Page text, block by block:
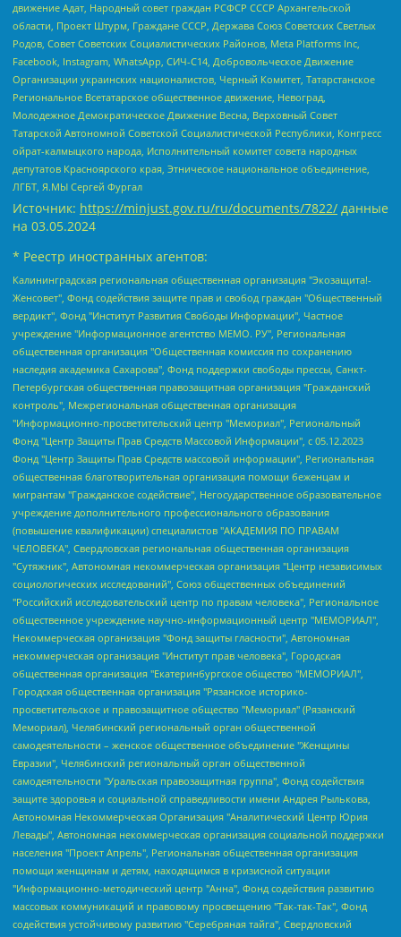
движение Адат, Народный совет граждан РСФСР СССР Архангельской
области, Проект Штурм, Граждане СССР, Держава Союз Советских Светлых
Родов, Совет Советских Социалистических Районов, Meta Platforms Inc,
Facebook, Instagram, WhatsApp, СИЧ-С14, Добровольческое Движение
Организации украинских националистов, Черный Комитет, Татарстанское
Региональное Всетатарское общественное движение, Невоград,
Молодежное Демократическое Движение Весна, Верховный Совет
Татарской Автономной Советской Социалистической Республики, Конгресс
ойрат-калмыцкого народа, Исполнительный комитет совета народных
депутатов Красноярского края, Этническое национальное объединение,
ЛГБТ, Я.МЫ Сергей Фургал
Источник: https://minjust.gov.ru/ru/documents/7822/ данные
на 03.05.2024
* Реестр иностранных агентов:
Калининградская региональная общественная организация "Экозащита!-Женсовет", Фонд содействия защите прав и свобод граждан "Общественный вердикт", Фонд "Институт Развития Свободы Информации", Частное учреждение "Информационное агентство МЕМО. РУ", Региональная общественная организация "Общественная комиссия по сохранению наследия академика Сахарова", Фонд поддержки свободы прессы, Санкт-Петербургская общественная правозащитная организация "Гражданский контроль", Межрегиональная общественная организация "Информационно-просветительский центр "Мемориал", Региональный Фонд "Центр Защиты Прав Средств Массовой Информации", с 05.12.2023 Фонд "Центр Защиты Прав Средств массовой информации", Региональная общественная благотворительная организация помощи беженцам и мигрантам "Гражданское содействие", Негосударственное образовательное учреждение дополнительного профессионального образования (повышение квалификации) специалистов "АКАДЕМИЯ ПО ПРАВАМ ЧЕЛОВЕКА", Свердловская региональная общественная организация "Сутяжник", Автономная некоммерческая организация "Центр независимых социологических исследований", Союз общественных объединений "Российский исследовательский центр по правам человека", Региональное общественное учреждение научно-информационный центр "МЕМОРИАЛ", Некоммерческая организация "Фонд защиты гласности", Автономная некоммерческая организация "Институт прав человека", Городская общественная организация "Екатеринбургское общество "МЕМОРИАЛ", Городская общественная организация "Рязанское историко-просветительское и правозащитное общество "Мемориал" (Рязанский Мемориал), Челябинский региональный орган общественной самодеятельности – женское общественное объединение "Женщины Евразии", Челябинский региональный орган общественной самодеятельности "Уральская правозащитная группа", Фонд содействия защите здоровья и социальной справедливости имени Андрея Рылькова, Автономная Некоммерческая Организация "Аналитический Центр Юрия Левады", Автономная некоммерческая организация социальной поддержки населения "Проект Апрель", Региональная общественная организация помощи женщинам и детям, находящимся в кризисной ситуации "Информационно-методический центр "Анна", Фонд содействия развитию массовых коммуникаций и правовому просвещению "Так-так-Так", Фонд содействия устойчивому развитию "Серебряная тайга", Свердловский региональный общественный фонд социальных проектов "Новое время", "Idel.Реалии", Кавказ.Реалии, Крым.Реалии, Телеканал Настоящее Время, Татаро-башкирская служба Радио Свобода (Azatliq Radiosi), Радио Свободная Европа/Радио Свобода (PCE/PC), "Сибирь.Реалии", "Фактограф", Благотворительный фонд помощи осужденным и их семьям, Автономная некоммерческая организация "Институт глобализации и социальных движений", Фонд "В защиту прав заключенных", Частное учреждение "Центр поддержки и содействия развитию средств массовой информации", Пензенский региональный общественный благотворительный фонд "Гражданский союз", "Север.Реалии", Некоммерческая организация Фонд "Правовая инициатива", Общество с ограниченной ответственностью "Радио Свободная Европа/Радио Свобода", Чешское информационное агентство "MEDIUM-ORIENT", Красноярская региональная общественная организация "Мы против СПИДа", Камалягин Денис Николаевич, Маркелов Сергей Евгеньевич, Пономарев Лев Александрович, Савицкая Людмила Алексеевна, Автономная некоммерческая организация "Центр по работе с проблемой насилия "НАСИЛИЮ.НЕТ", Межрегиональный профессиональный союз работников здравоохранения "Альянс врачей", Юридическое лицо, зарегистрированное в Латвийской Республике, SIA "Medusa Project" (регистрационный номер 40103797863, дата регистрации 10.06.2014), Некоммерческая организация "Фонд по борьбе с коррупцией", Автономная некоммерческая организация "Институт права и публичной политики", Баданин Роман Сергеевич, Гликин Максим Александрович, Железнова Мария Михайловна, Лукьянова Юлия Сергеевна, Маетная Елизавета Витальевна, Маняхин Петр Борисович, Чуракова Ольга Владимировна, Ярош Юлия Петровна, Юридическое лицо "The Insider SIA", зарегистрированное в Риге, Латвийская Республика (дата регистрации 26.06.2015), являющееся администратором доменного имени интернет-издания "The Insider SIA", https://theins.ru, Постернак Алексей Евгеньевич, Рубин Михаил Аркадьевич, Анин Роман Александрович, Юридическое лицо Istories fonds, зарегистрированное в Латвийской Республике (регистрационный номер 50008295751, дата регистрации 24.02.2020), Великовский Дмитрий Александрович, Долинина Ирина Николаевна, Мароховская Алеся Алексеевна, Шлейнов Роман Юрьевич, Шмагун Олеся Валентиновна, Общество с ограниченной ответственностью "Альтаир 2021", Общество с ограниченной ответственностью "Вега 2021", Общество с ограниченной ответственностью "Главный редактор 2021", Общество с ограниченной ответственностью "Ромашки монолит", Важенков Артем Валерьевич, Ивановская областная общественная организация "Центр гендерных исследований", Гурман Юрий Альбертович, Медиапроект "ОВД-Инфо", Егоров Владимир Владимирович, Жилинский Владимир Александрович, Общество с ограниченной ответственностью "ЗП", Иванова София Юрьевна, Карезина Инна Павловна, Кильтау Екатерина Викторовна, Петров Алексей Викторович, Пискунов Сергей Евгеньевич, Смирнов Сергей Сергеевич, Тихонов Михаил Сергеевич, Общество с ограниченной ответственностью "ЖУРНАЛИСТ-ИНОСТРАННЫЙ АГЕНТ", Арапова Галина Юрьевна, Вольтская Татьяна Анатольевна, Американская компания "Mason G.E.S. Anonymous Foundation" (США), являющаяся владельцем интернет-издания https://mnews.world/, Компания "Stichting Bellingcat", зарегистрированная в Нидерландах (дата регистрации 11.07.2018), Захаров Андрей Вячеславович, Клепиковская Екатерина Дмитриевна, Общество с ограниченной ответственностью "МЕМО", Перл Роман Александрович, Симонов Евгений Алексеевич, Соловьева Елена Анатольевна, Сотников Даниил Владимирович, Сурначева Елизавета Дмитриевна, Автономная некоммерческая организация по защите прав человека и информированию населения "Якутия – Наше Мнение", Общество с ограниченной ответственностью "Москоу диджитал медиа", с 26.01.2023 Общество с ограниченной ответственностью "Чайка Белые сады", Ветошкина Валерия Валерьевна, Заговора Максим Александрович, Межрегиональное общественное движение "Российская ЛГБТ - сеть", Оленичев Максим Владимирович, Павлов Иван Юрьевич, Скворцова Елена Сергеевна, Общество с ограниченной ответственностью "Как бы инагент", Кочетков Игорь Викторович, Общество с ограниченной ответственностью "Честные выборы", Еланчик Олег Александрович, Общество с ограниченной ответственностью "Нобелевский призыв", Гималова Регина Эмилевна, Григорьев Андрей Валерьевич, Григорьева Алина Александровна, Ассоциация по содействию защите прав призывников, альтернативнослужащих и военнослужащих "Правозащитная группа "Гражданин.Армия.Право", Хисамова Регина Фаритовна, Автономная некоммерческая организация по реализации социально-правовых программ "Лилит", Дальневосточное общественное движение "Маяк", Санкт-Петербургская ЛГБТ-инициативная группа "Выход", Инициативная группа ЛГБТ+ "Реверс", Алексеев Андрей Викторович, Бекбулатова Таисия Львовна, Беляев Иван Михайлович, Владыкина Елена Сергеевна, Гельман Марат Александрович, Никульшина Вероника Юрьевна, Толоконникова Надежда Андреевна, Шендерович Виктор Анатольевич, Общество с ограниченной ответственностью "Данное сообщение", Общество с ограниченной ответственностью Издательский дом "Новая глава", Айнбиндер Александра Александровна, Московский комьюнити-центр для ЛГБТ+инициатив, Благотворительный фонд развития филантропии, Deutsche Welle (Германия, Kurt-Schumacher-Strasse 3, 53113 Bonn), Борзунова Мария Михайловна, Воробьев Виктор Викторович, Голубева Анна Львовна, Константинова Алла Михайловна, Малкова Ирина Владимировна, Мурадов Мурад Абдулгалимович, Осетинская Елизавета Николаевна, Понасенков Евгений Николаевич, Ганапольский Матвей Юрьевич, Киселев Евгений Алексеевич, Борухович Ирина Григорьевна, Дремин Иван Тимофеевич, Дубровский Дмитрий Викторович, Красноярская региональная общественная организация поддержки и развития альтернативных образовательных технологий и межкультурных коммуникаций "ИНТЕРРА", Маяковская Екатерина Алексеевна, Фейгин Марк Захарович, Филимонов Андрей Викторович, Дзугкоева Регина Николаевна, Доброхотов Роман Александрович, Дудь Юрий Александрович, Елкин Сергей Владимирович, Кругликов Кирилл Игоревич, Сабунаева Мария Леонидовна, Семенов Алексей Владимирович, Шаинян Карен Багратович, Шульман Екатерина Михайловна, Асафьев Артур Валерьевич, Вахштайн Виктор Семенович, Венедиктов Алексей Алексеевич, Лушникова Екатерина Евгеньевна, Волков Леонид Михайлович, Невзоров Александр Глебович, Пархоменко Сергей Борисович, Сироткин Ярослав Николаевич, Кара-Мурза Владимир Владимирович, Баранова Наталья Владимировна, Гозман Леонид Яковлевич, Кагарлицкий Борис Юльевич, Климарев Михаил Валерьевич, Милов Владимир Станиславович, Автономная некоммерческая организация Краснодарский центр современного искусства "Типография", Моргенштерн Алишер Тагирович, Соболь Любовь Эдуардовна, Общество с ограниченной ответственностью "ЛИЗА НОРМ", Каспаров Гарри Кимович, Ходорковский Михаил Борисович, Общество с ограниченной ответственностью "Апрельские тезисы", Данилович Ирина Брониславовна, Кашин Олег Владимирович, Петров Николай Владимирович, Пивоваров Алексей Владимирович, Соколов Михаил Владимирович, Цветкова Юлия Владимировна, Чичваркин Евгений Александрович, Комитет против пыток/Команда против пыток, Общество с ограниченной ответственностью "Первый научный", Общество с ограниченной ответственностью "Вертолет и ко", Белоцерковская Вероника Борисовна, Кац Максим Евгеньевич, Лазарева Татьяна Юрьевна, Шаведдинов Руслан Табризович, Яшин Илья Валерьевич, Общество с ограниченной ответственностью "Иноагент ААВ", Алешковский Дмитрий Петрович, Альбац Евгения Марковна, Быков Дмитрий Львович, Галямина Юлия Евгеньевна, Лойко Сергей Леонидович, Мартынов Кирилл Константинович, Медведев Сергей Александрович, Крашенинников Федор Геннадиевич, Гордеева Катерина Вл